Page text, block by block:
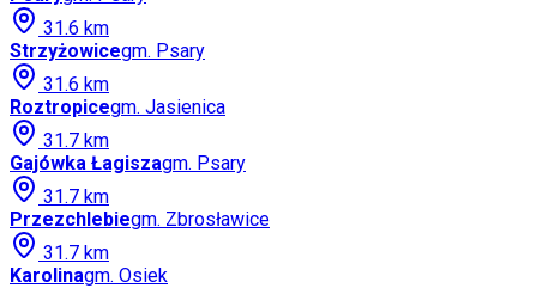
31.6 km
Strzyżowicegm. Psary
31.6 km
Roztropicegm. Jasienica
31.7 km
Gajówka Łagiszagm. Psary
31.7 km
Przezchlebiegm. Zbrosławice
31.7 km
Karolinagm. Osiek